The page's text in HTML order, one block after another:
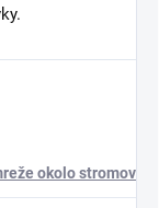
okolo stromov